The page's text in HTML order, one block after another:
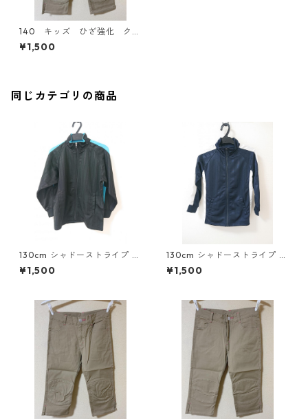
140 キッズ ひざ強化 クロ
ップドパンツ ベージュ KA
E-3073
¥1,500
同じカテゴリの商品
130cm シャドーストライプ ジ
ャージ 上下セット ブラック×
スカイブルー ◆KIY-1127◆
¥1,500
130cm シャドーストライプ ジ
ャージ 上下セット ネイビー×
ホワイト ◆KIY-1126◆
¥1,500